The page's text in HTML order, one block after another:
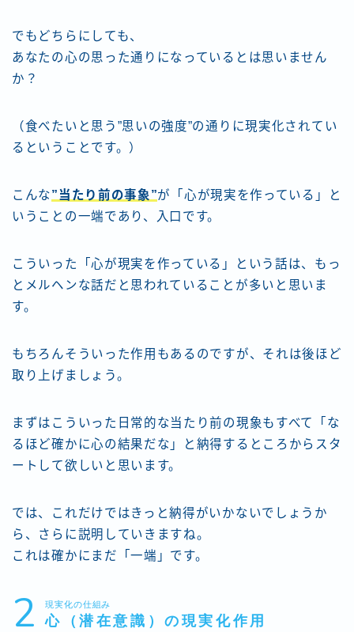
でもどちらにしても、
あなたの心の思った通りになっているとは思いません
か？
（食べたいと思う”思いの強度”の通りに現実化されてい
るということです。）
こんな”当たり前の事象”が「心が現実を作っている」と
いうことの一端であり、入口です。
こういった「心が現実を作っている」という話は、もっ
とメルヘンな話だと思われていることが多いと思いま
す。
もちろんそういった作用もあるのですが、それは後ほど
取り上げましょう。
まずはこういった日常的な当たり前の現象もすべて「な
るほど確かに心の結果だな」と納得するところからスタ
ートして欲しいと思います。
では、これだけではきっと納得がいかないでしょうか
ら、さらに説明していきますね。
これは確かにまだ「一端」です。
2 現実化の仕組み
心（潜在意識）の現実化作用